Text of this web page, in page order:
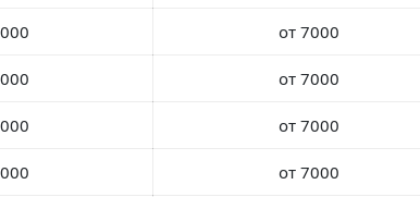
от 7000
от 7000
от 7000
от 7000